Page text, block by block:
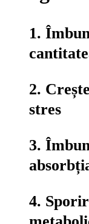
1.
2.
stres
3.
4.